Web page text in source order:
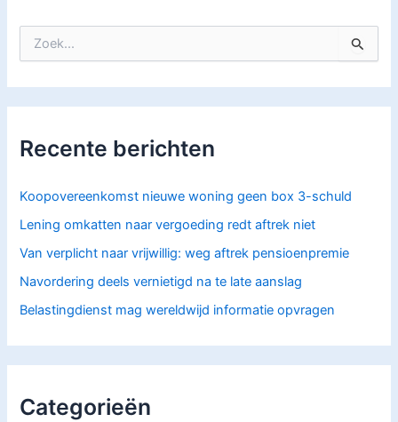
o
a
Recente berichten
Koopovereenkomst nieuwe woning geen box 3-schuld
Lening omkatten naar vergoeding redt aftrek niet
Van verplicht naar vrijwillig: weg aftrek pensioenpremie
Navordering deels vernietigd na te late aanslag
Belastingdienst mag wereldwijd informatie opvragen
Categorieën